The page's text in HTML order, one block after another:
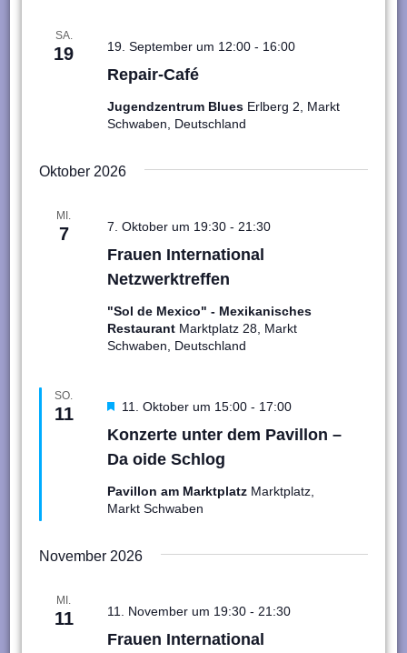
SA.
19
Repair-Café
19. September um 12:00 - 16:00
Jugendzentrum Blues Erlberg 2, Markt
Schwaben, Deutschland
Oktober 2026
MI.
7
Frauen International
Netzwerktreffen
7. Oktober um 19:30 - 21:30
"Sol de Mexico" - Mexikanisches
Restaurant Marktplatz 28, Markt
Schwaben, Deutschland
SO.
11
Konzerte unter dem Pavillon –
Da oide Schlog
Hervorgehoben
11. Oktober um 15:00 - 17:00
Pavillon am Marktplatz Marktplatz,
Markt Schwaben
November 2026
MI.
11
Frauen International
11. November um 19:30 - 21:30